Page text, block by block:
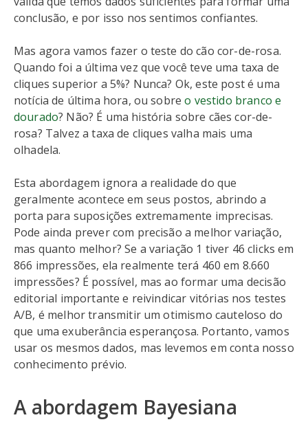
conclusão, e por isso nos sentimos confiantes.
Mas agora vamos fazer o teste do cão cor-de-rosa.
Quando foi a última vez que você teve uma taxa de
cliques superior a 5%? Nunca? Ok, este post é uma
notícia de última hora, ou sobreo vestido branco e
dourado? Não? É uma história sobre cães cor-de-
rosa? Talvez a taxa de cliques valha mais uma
olhadela.
Esta abordagem ignora a realidade do que
geralmente acontece em seus postos, abrindo a
porta para suposições extremamente imprecisas.
Pode ainda prever com precisão a melhor variação,
mas quanto melhor? Se a variação 1 tiver 46 clicks em
866 impressões, ela realmente terá 460 em 8.660
impressões? É possível, mas ao formar uma decisão
editorial importante e reivindicar vitórias nos testes
A/B, é melhor transmitir um otimismo cauteloso do
que uma exuberância esperançosa. Portanto, vamos
usar os mesmos dados, mas levemos em conta nosso
conhecimento prévio.
A abordagem Bayesiana